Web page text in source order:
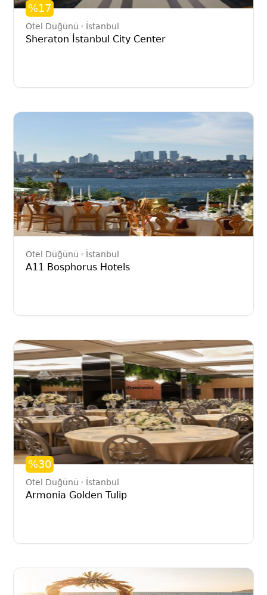
%17
Otel Düğünü İstanbul
Sheraton İstanbul City Center
Otel Düğünü İstanbul
A11 Bosphorus Hotels
%30
Otel Düğünü İstanbul
Armonia Golden Tulip